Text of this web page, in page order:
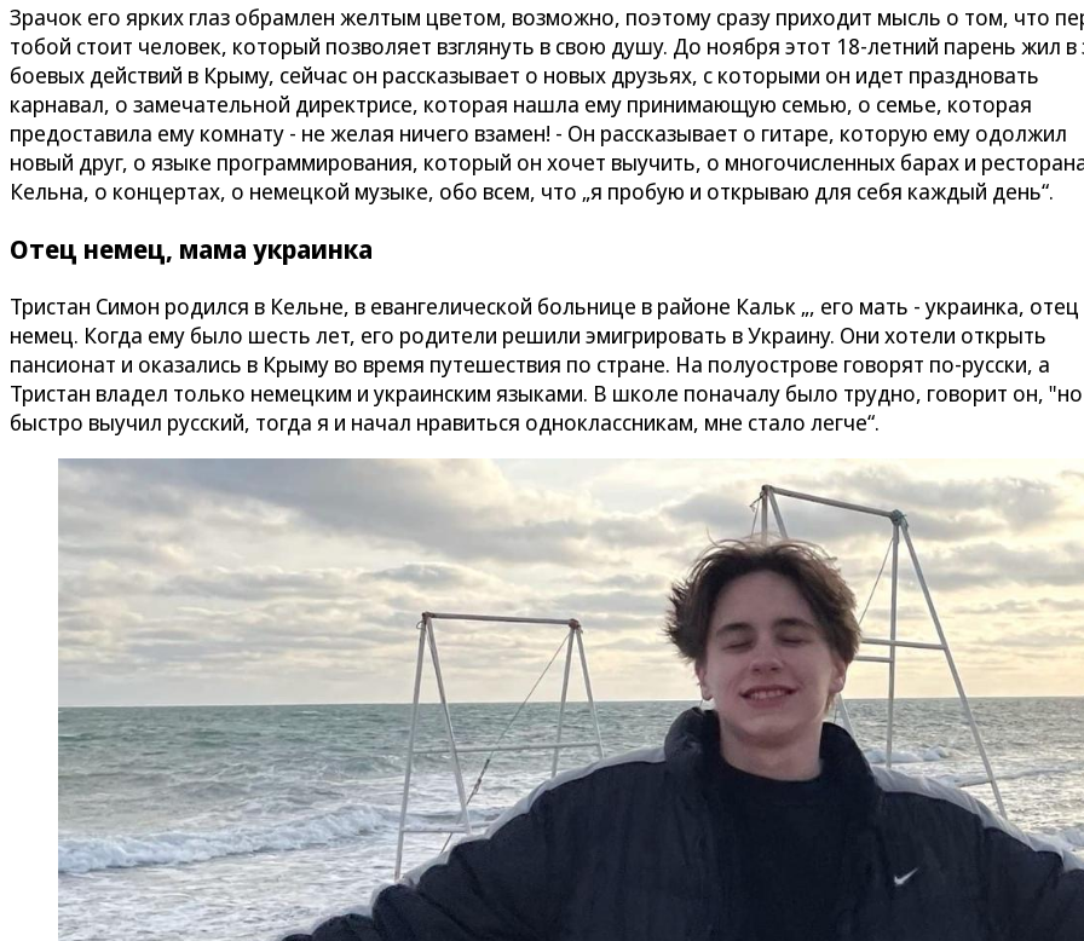
Зрачок его ярких глаз обрамлен желтым цветом, возможно, поэтому сразу приходит мысль о том, что
тобой стоит человек, который позволяет взглянуть в свою душу. До ноября этот 18-летний парень жил в
боевых действий в Крыму, сейчас он рассказывает о новых друзьях, с которыми он идет праздновать
карнавал, о замечательной директрисе, которая нашла ему принимающую семью, о семье, которая
предоставила ему комнату - не желая ничего взамен! - Он рассказывает о гитаре, которую ему одолжил
новый друг, о языке программирования, который он хочет выучить, о многочисленных барах и
Кельна, о концертах, о немецкой музыке, обо всем, что „я пробую и открываю для себя каждый день“.
Отец немец, мама украинка
Тристан Симон родился в Кельне, в евангелической больнице в районе Кальк „, его мать - украинка, отец
немец. Когда ему было шесть лет, его родители решили эмигрировать в Украину. Они хотели открыть
пансионат и оказались в Крыму во время путешествия по стране. На полуострове говорят по-русски, а
Тристан владел только немецким и украинским языками. В школе поначалу было трудно, говорит он,
быстро выучил русский, тогда я и начал нравиться одноклассникам, мне стало легче“.